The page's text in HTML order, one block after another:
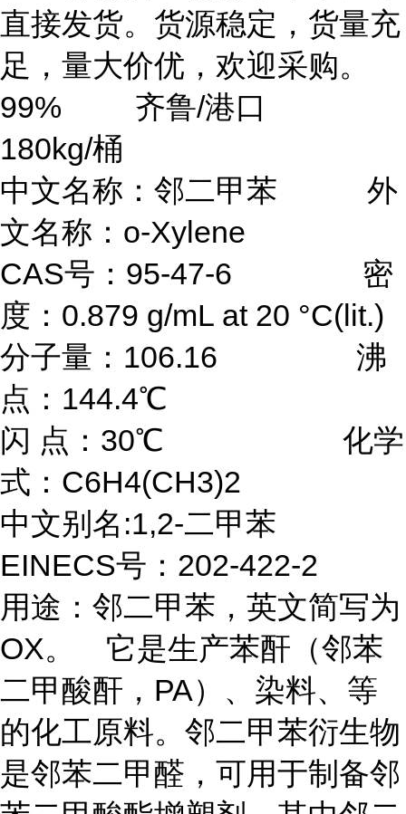
直接发货。货源稳定，货量充
足，量大价优，欢迎采购。
99% 齐鲁/港口
180kg/桶
中文名称：邻二甲苯 外
文名称：o-Xylene
CAS号：95-47-6 密
度：0.879 g/mL at 20 °C(lit.)
分子量：106.16 沸
点：144.4℃
闪 点：30℃ 化学
式：C6H4(CH3)2
中文别名:1,2-二甲苯
EINECS号：202-422-2
用途：邻二甲苯，英文简写为
OX。 它是生产苯酐（邻苯
二甲酸酐，PA）、染料、等
的化工原料。邻二甲苯衍生物
是邻苯二甲醛，可用于制备邻